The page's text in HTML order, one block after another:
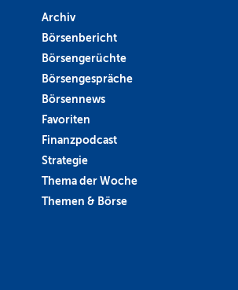
Archiv
Börsenbericht
Börsengerüchte
Börsengespräche
Börsennews
Favoriten
Finanzpodcast
Strategie
Thema der Woche
Themen & Börse